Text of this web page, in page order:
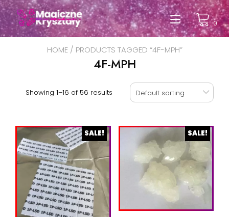
Przeskocz
do
treści
0
HOME/ PRODUCTS TAGGED “4F-MPH”
4F-MPH
Showing 1–16 of 56 results Default sorting
SALE! SALE!